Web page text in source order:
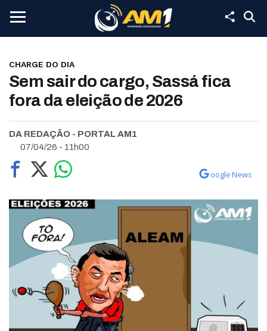
CHARGE DO DIA
Sem sair do cargo, Sassá fica
fora da eleição de 2026
DA REDAÇÃO - PORTAL AM1
07/04/26 - 11h00
oogle News